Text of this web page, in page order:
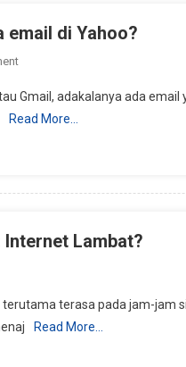
email di Yahoo?
On
Kadang
Tidak
Gmail, adakalanya ada email
Read More…
Lambat?
terasa pada jam-jam
Read More…